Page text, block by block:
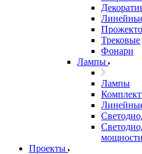
Трековые
Фонари
Лампы
Лампы
мощности
Проекты